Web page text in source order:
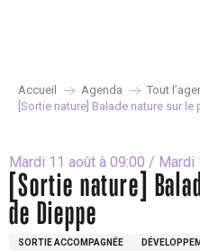
Accueil Agenda Tout
[Sortie nature] Balade nature sur
Mardi 11 août à 09:00 / Mardi
[Sortie nature]
de Dieppe
SORTIE ACCOMPAGNÉE